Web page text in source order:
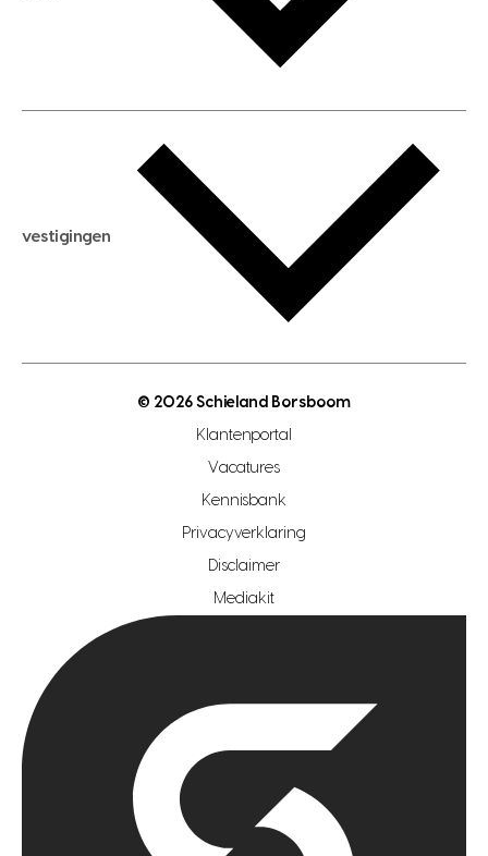
aankoopadvies
verkoopadvies
hypotheekadvies
hypotheek berekenen
maximale hypotheek berekenen
hypotheek bespaarcheck
gratis zoekprofiel aanmaken
open woningwaarde dag
vestigingen
makelaar regio zoetermeer
hypotheekshop regio den haag
hypotheekshop regio rotterdam
© 2026 Schieland Borsboom
Klantenportal
Vacatures
Kennisbank
Privacyverklaring
Disclaimer
Mediakit